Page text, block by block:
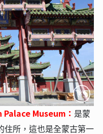
Museum： 是蒙
住所，這也是全蒙古第一